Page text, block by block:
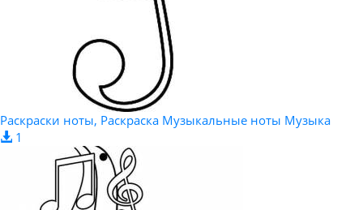
Раскраски ноты, Раскраска Музыкальные ноты Музыка
1